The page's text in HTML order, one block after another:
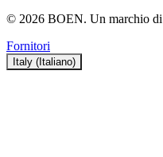
© 2026 BOEN. Un marchio di
Fornitori
Italy (Italiano)